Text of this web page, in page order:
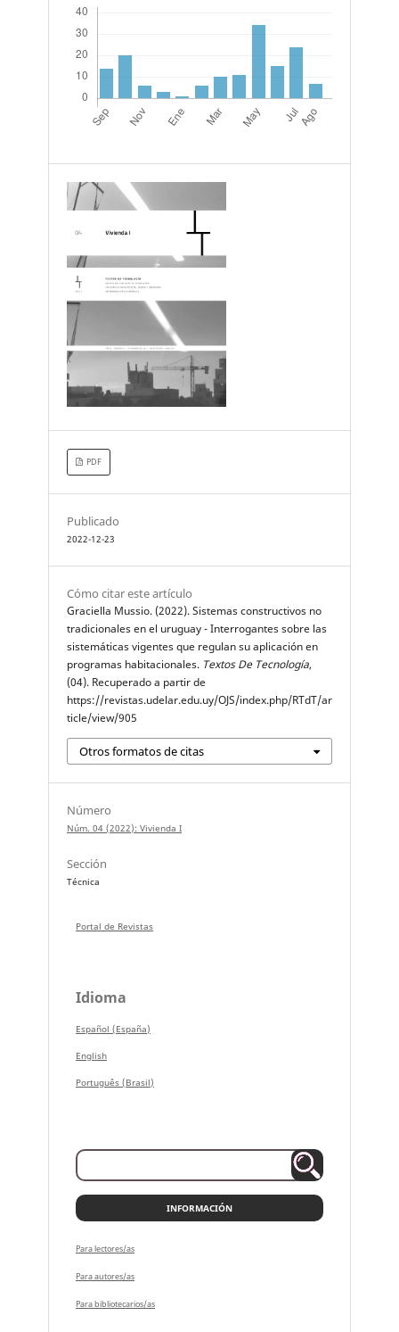
PDF
Publicado
2022-12-23
Cómo citar este artículo
Graciella Mussio. (2022). Sistemas constructivos no
tradicionales en el uruguay - Interrogantes sobre las
sistemáticas vigentes que regulan su aplicación en
programas habitacionales. Textos De Tecnología,
(04). Recuperado a partir de
https://revistas.udelar.edu.uy/OJS/index.php/RTdT/ar
ticle/view/905
Otros formatos de citas
Número
Núm. 04 (2022): Vivienda I
Sección
Técnica
Portal de Revistas
Idioma
Español (España)
English
Português (Brasil)
INFORMACIÓN
Para lectores/as
Para autores/as
Para bibliotecarios/as